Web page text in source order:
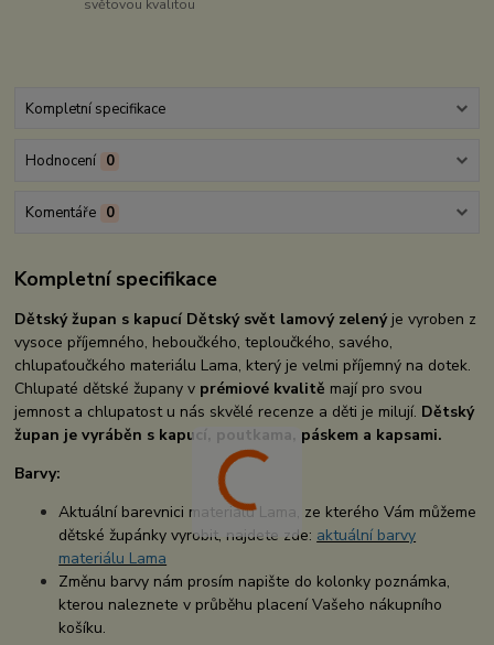
světovou kvalitou
Kompletní specifikace
Hodnocení 0
Komentáře 0
Kompletní specifikace
Dětský župan s kapucí Dětský svět lamový zelený je vyroben z
vysoce příjemného, heboučkého, teploučkého, savého,
chlupaťoučkého materiálu Lama, který je velmi příjemný na dotek.
Chlupaté dětské župany v prémiové kvalitě mají pro svou
jemnost a chlupatost u nás skvělé recenze a děti je milují. Dětský
župan je vyráběn s kapucí, poutkama, páskem a kapsami.
Barvy:
Aktuální barevnici materiálu Lama, ze kterého Vám můžeme
dětské župánky vyrobit, najdete zde: aktuální barvy
materiálu Lama
Změnu barvy nám prosím napište do kolonky poznámka,
kterou naleznete v průběhu placení Vašeho nákupního
košíku.